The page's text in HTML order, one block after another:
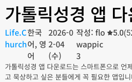
가톨릭성경 앱
Life.C
hurch
한국
어, 영
어
2026-0
2-04
(수)
작성: flo
wappic
3
5.0
가톨릭성경 앱 다운로드는 스마트폰으로 언
고 묵상하고 싶은 분들에게 꼭 필요한 앱입